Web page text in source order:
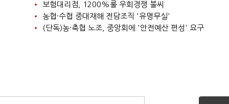
보험대리점, 1200%룰 우회경쟁 불씨
농협·수협 중대재해 전담조직 '유명무실'
(단독)농·축협 노조, 중앙회에 '안전예산 편성' 요구